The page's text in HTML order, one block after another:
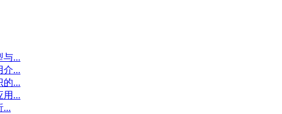
与...
介...
的...
用...
...